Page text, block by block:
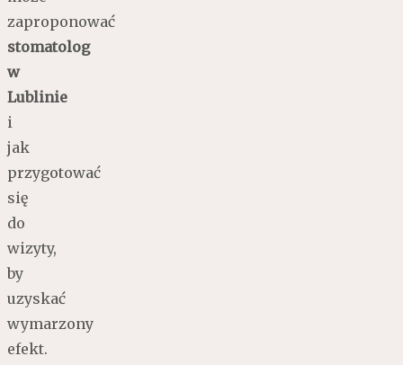
zaproponować
stomatolog
w
Lublinie
i
jak
przygotować
się
do
wizyty,
by
uzyskać
wymarzony
efekt.